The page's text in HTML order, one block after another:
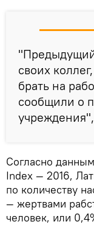
своих
брать на
сообщили о
Согласно данным
Index — 2016,
по количеству
— жертвами
человек, или